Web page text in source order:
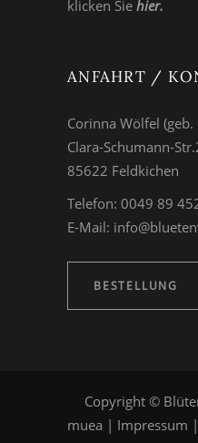
klicken Sie hier.
ANFAHRT /
Corinna Wölfel
Clara-Schumann-
85622 Feldkichen
Telefon: 0049 89
E-Mail:
BESTELLUNG
Copyright ©
muea | Impressum |